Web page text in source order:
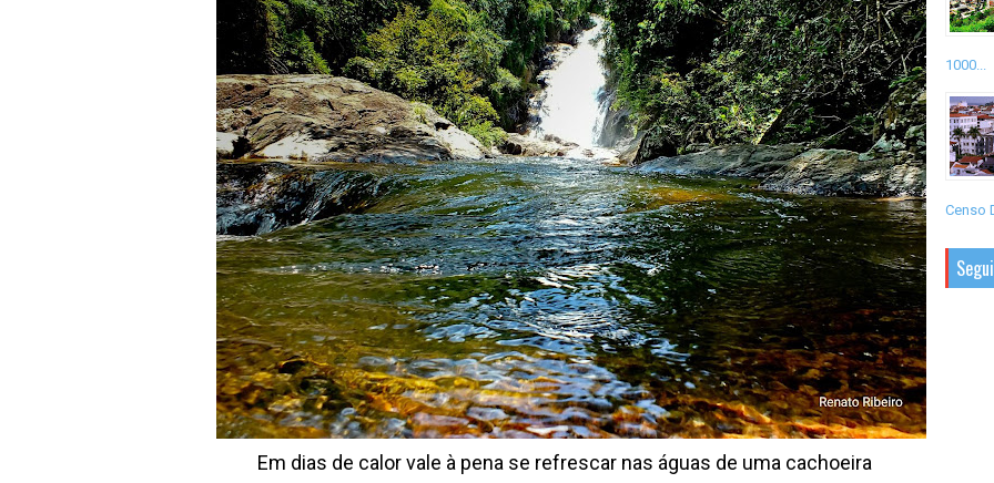
Em dias de calor vale à pena se refrescar nas águas de uma cachoeira
1000...
Censo